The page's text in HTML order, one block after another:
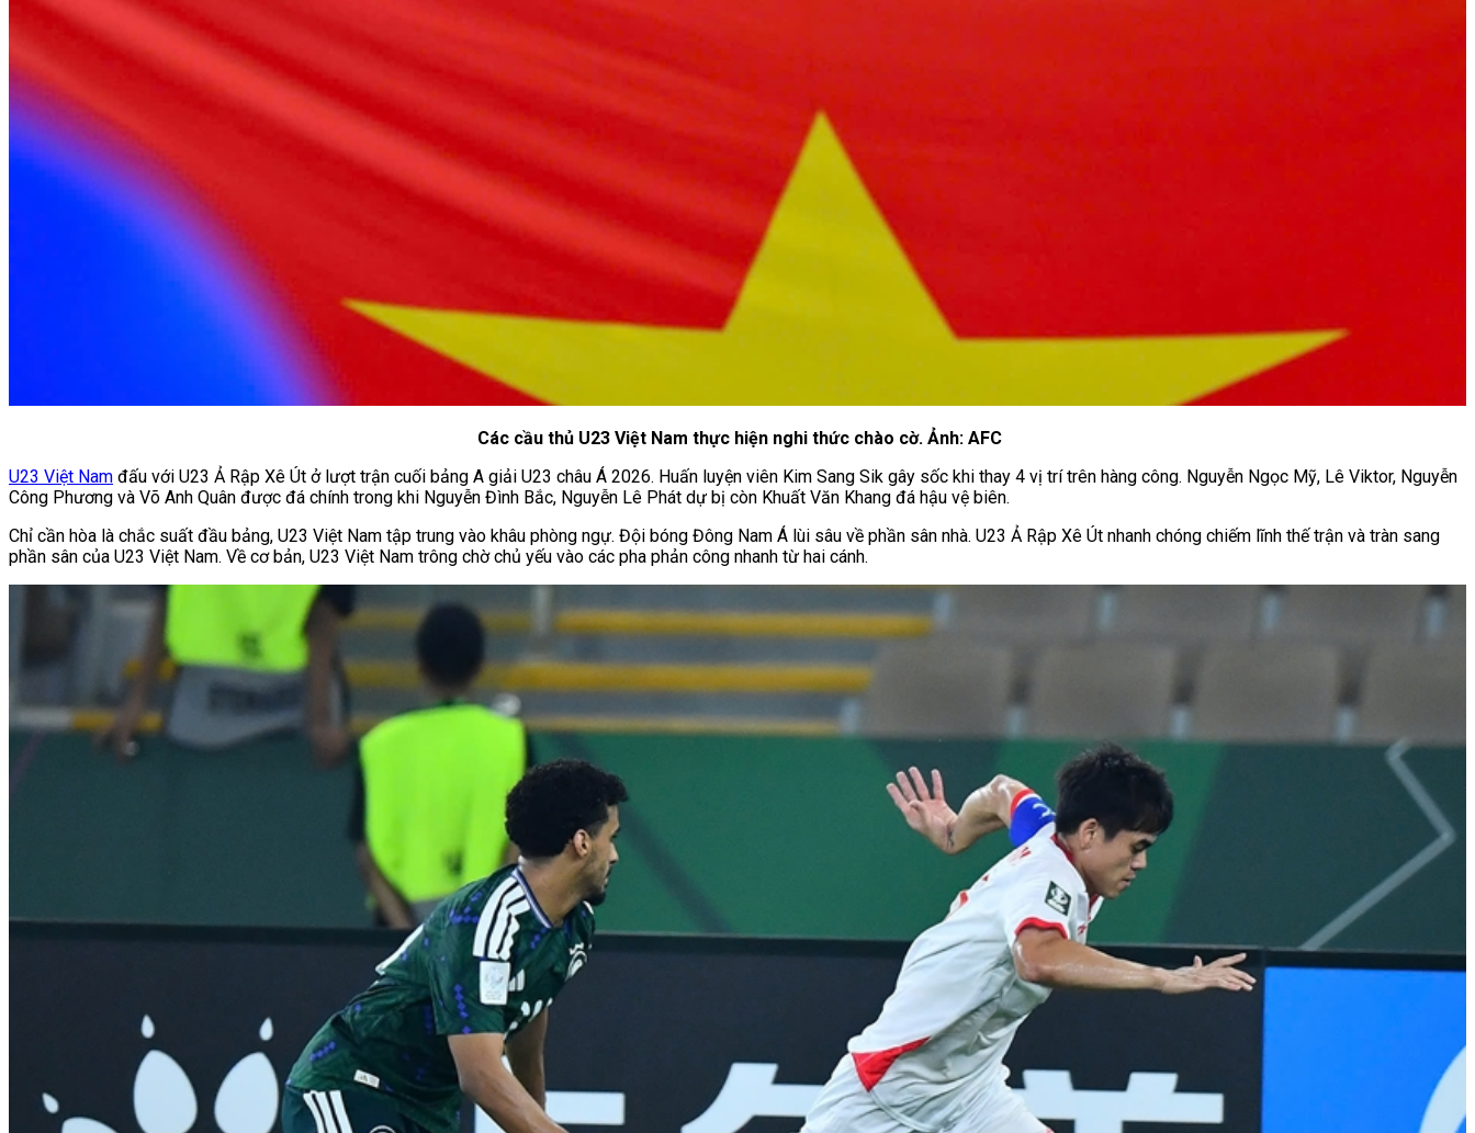
Các cầu thủ U23 Việt Nam thực hiện nghi thức chào cờ. Ảnh: AFC
U23 Việt Nam đấu với U23 Ả Rập Xê Út ở lượt trận cuối bảng A giải U23 châu Á 2026. Huấn luyện viên Kim Sang Sik gây sốc khi thay 4 vị trí trên hàng công. Nguyễn Ngọc Mỹ, Lê Viktor, Nguyễn
Công Phương và Võ Anh Quân được đá chính trong khi Nguyễn Đình Bắc, Nguyễn Lê Phát dự bị còn Khuất Văn Khang đá hậu vệ biên.
Chỉ cần hòa là chắc suất đầu bảng, U23 Việt Nam tập trung vào khâu phòng ngự. Đội bóng Đông Nam Á lùi sâu về phần sân nhà. U23 Ả Rập Xê Út nhanh chóng chiếm lĩnh thế trận và tràn sang
phần sân của U23 Việt Nam. Về cơ bản, U23 Việt Nam trông chờ chủ yếu vào các pha phản công nhanh từ hai cánh.